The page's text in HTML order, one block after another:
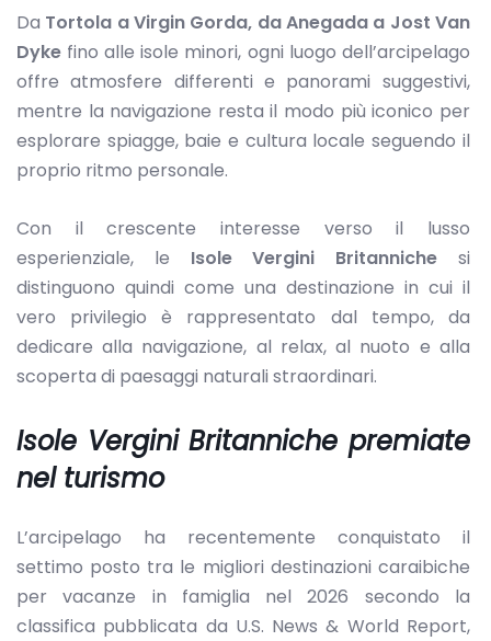
Da Tortola a Virgin Gorda, da Anegada a Jost Van
Dyke fino alle isole minori, ogni luogo dell’arcipelago
offre atmosfere differenti e panorami suggestivi,
mentre la navigazione resta il modo più iconico per
esplorare spiagge, baie e cultura locale seguendo il
proprio ritmo personale.
Con il crescente interesse verso il lusso
esperienziale, le Isole Vergini Britanniche si
distinguono quindi come una destinazione in cui il
vero privilegio è rappresentato dal tempo, da
dedicare alla navigazione, al relax, al nuoto e alla
scoperta di paesaggi naturali straordinari.
Isole Vergini Britanniche premiate
nel turismo
L’arcipelago ha recentemente conquistato il
settimo posto tra le migliori destinazioni caraibiche
per vacanze in famiglia nel 2026 secondo la
classifica pubblicata da U.S. News & World Report,